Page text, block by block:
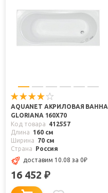
AQUANET АКРИЛОВАЯ ВАННА
GLORIANA 160X70
Код товара
412557
Длина
160 см
Ширина
70 см
Страна
Россия
доставим 10.08 за 0₽
16 452 ₽